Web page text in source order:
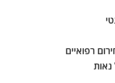
רפואיים
נאות